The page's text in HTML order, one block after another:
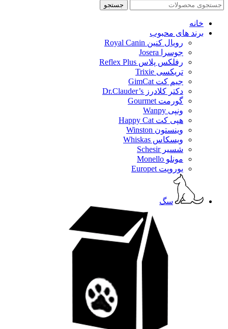
جستجو
خانه
برند های محبوب
رویال کنین Royal Canin
جوسرا Josera
رفلکس پلاس Reflex Plus
تریکسی Trixie
جیم کت GimCat
دکتر کلادرز Dr.Clauder’s
گورمت Gourmet
ونپی Wanpy
هپی کت Happy Cat
وینستون Winston
ویسکاس Whiskas
شسیر Schesir
مونلو Monello
یوروپت Europet
سگ